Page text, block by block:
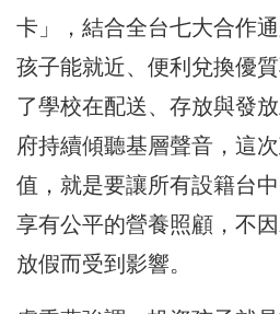
卡」，結合全台七大合作
孩子能就近、便利兌換優
了學校在配送、存放與發
府持續傾聽基層聲音，這
值，就是要讓所有設籍台
享有公平的營養照顧，不
放假而受到影響。